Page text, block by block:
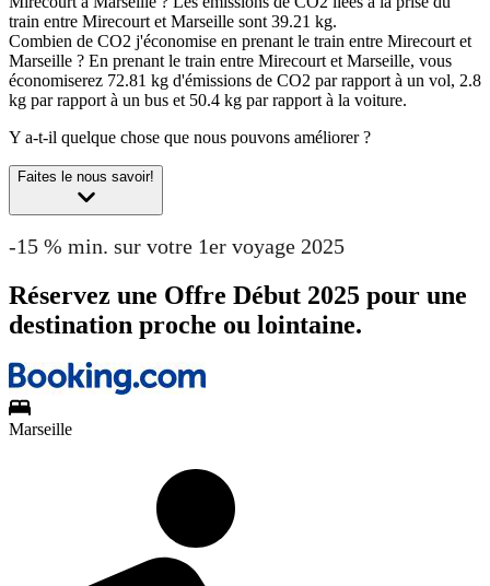
train entre Mirecourt et Marseille sont 39.21 kg.
Combien de CO2 j'économise en prenant le train entre Mirecourt et
Marseille ? En prenant le train entre Mirecourt et Marseille, vous
économiserez 72.81 kg d'émissions de CO2 par rapport à un vol, 2.8
kg par rapport à un bus et 50.4 kg par rapport à la voiture.
Y a-t-il quelque chose que nous pouvons améliorer ?
Faites le nous savoir!
-15 % min. sur votre 1er voyage 2025
Réservez une Offre Début 2025 pour une
destination proche ou lointaine.
Marseille